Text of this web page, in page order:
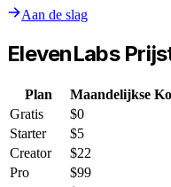
Aan de slag
ElevenLabs
Plan Maandelijkse
Gratis
$0
Starter
$5
Creator
$22
Pro
$99